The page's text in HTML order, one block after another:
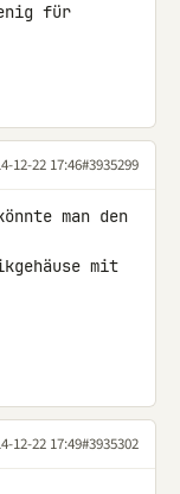
für
12-22 17:46#3935299
man den
mit
12-22 17:49#3935302